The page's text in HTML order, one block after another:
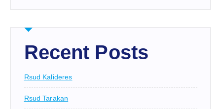
Recent Posts
Rsud Kalideres
Rsud Tarakan